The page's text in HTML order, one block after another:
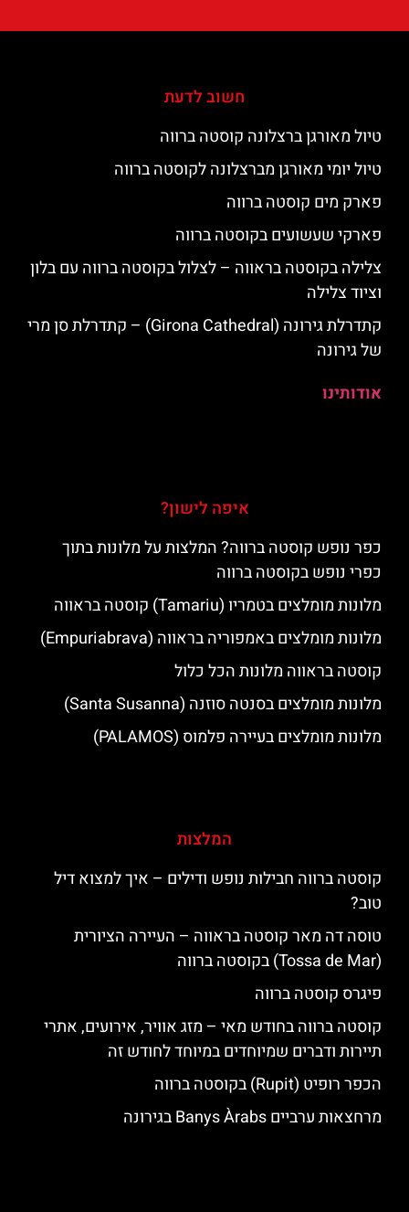
חשוב לדעת
טיול מאורגן ברצלונה קוסטה ברווה
טיול יומי מאורגן מברצלונה לקוסטה ברווה
פארק מים קוסטה ברווה
פארקי שעשועים בקוסטה ברווה
צלילה בקוסטה בראווה – לצלול בקוסטה ברווה עם בלון
וציוד צלילה
קתדרלת גירונה (Girona Cathedral) – קתדרלת סן מרי
של גירונה
אודותינו
איפה לישון?
כפר נופש קוסטה ברווה? המלצות על מלונות בתוך
כפרי נופש בקוסטה ברווה
מלונות מומלצים בטמריו (Tamariu) קוסטה בראווה
מלונות מומלצים באמפוריה בראווה (Empuriabrava)
קוסטה בראווה מלונות הכל כלול
מלונות מומלצים בסנטה סוזנה (Santa Susanna)
מלונות מומלצים בעיירה פלמוס (PALAMOS)
המלצות
קוסטה ברווה חבילות נופש ודילים – איך למצוא דיל
טוב?
טוסה דה מאר קוסטה בראווה – העיירה הציורית
(Tossa de Mar) בקוסטה ברווה
פיגרס קוסטה ברווה
קוסטה ברווה בחודש מאי – מזג אוויר, אירועים, אתרי
תיירות ודברים שמיוחדים במיוחד לחודש זה
הכפר רופיט (Rupit) בקוסטה ברווה
מרחצאות ערביים Banys Àrabs בגירונה